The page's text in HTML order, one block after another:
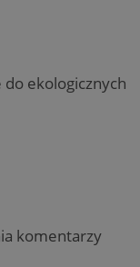
do ekologicznych
komentarzy